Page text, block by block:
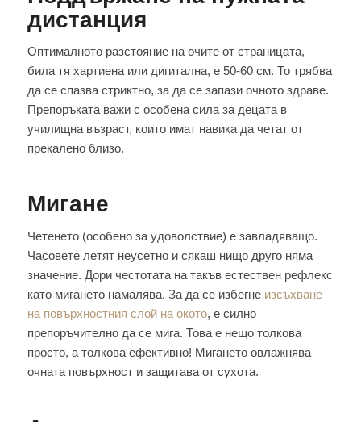
дистанция
Оптималното разстояние на очите от страницата,
била тя хартиена или дигитална, е 50-60 см. То трябва
да се спазва стриктно, за да се запази очното здраве.
Препоръката важи с особена сила за децата в
училищна възраст, които имат навика да четат от
прекалено близо.
Мигане
Четенето (особено за удоволствие) е завладяващо.
Часовете летят неусетно и сякаш нищо друго няма
значение. Дори честотата на такъв естествен рефлекс
като мигането намалява. За да се избегне изсъхване
на повърхностния слой на окото, е силно
препоръчително да се мига. Това е нещо толкова
просто, а толкова ефективно! Мигането овлажнява
очната повърхност и защитава от сухота.